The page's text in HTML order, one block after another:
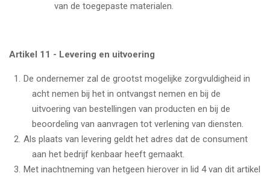
van de toegepaste materialen.
Artikel 11 - Levering en uitvoering
De ondernemer zal de grootst mogelijke zorgvuldigheid in
acht nemen bij het in ontvangst nemen en bij de
uitvoering van bestellingen van producten en bij de
beoordeling van aanvragen tot verlening van diensten.
Als plaats van levering geldt het adres dat de consument
aan het bedrijf kenbaar heeft gemaakt.
Met inachtneming van hetgeen hierover in lid 4 van dit artikel